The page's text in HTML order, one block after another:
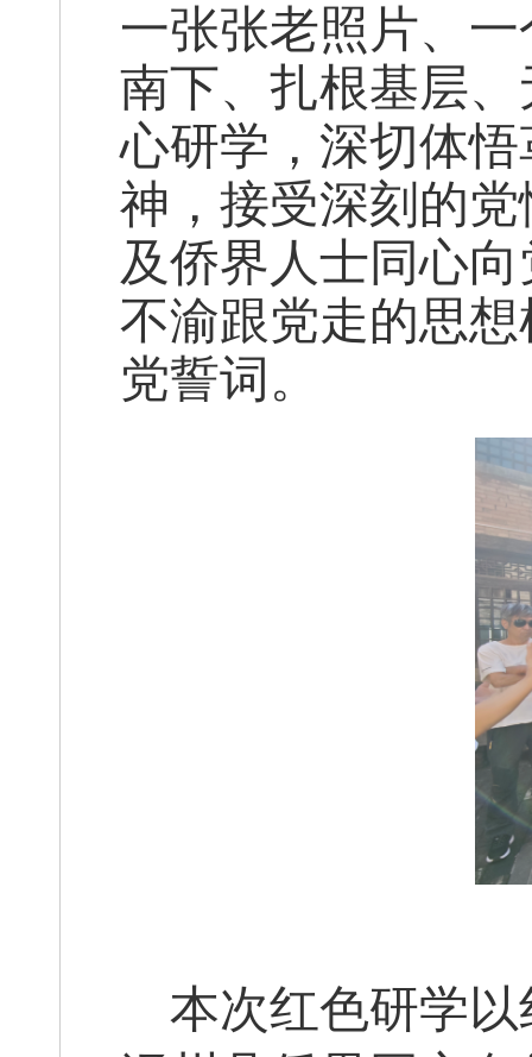
一张张老照片、
南下、扎根基层
心研学，深切体
神，接受深刻的
及侨界人士同心
不渝跟党走的思
党誓词。
本次红色研学